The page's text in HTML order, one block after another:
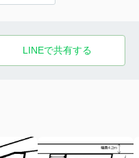
LINEで共有する